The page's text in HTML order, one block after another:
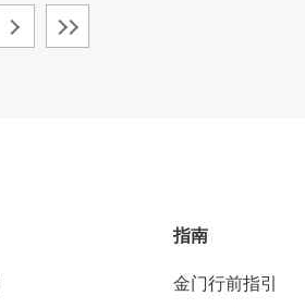
指南
金门行前指引